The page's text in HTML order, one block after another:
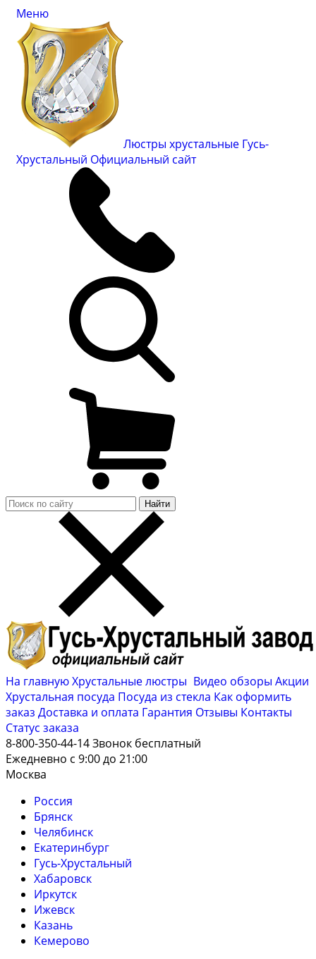
Меню
Люстры хрустальные Гусь-
Хрустальный Официальный сайт
Найти
На главнуюХрустальные люстры Видео обзоры Акции
Хрустальная посуда Посуда из стекла Как оформить
заказ Доставка и оплата Гарантия Отзывы Контакты
Cтатус заказа
8-800-350-44-14Звонок бесплатный
Ежедневно с 9:00 до 21:00
Москва
Россия
Брянск
Челябинск
Екатеринбург
Гусь-Хрустальный
Хабаровск
Иркутск
Ижевск
Казань
Кемерово